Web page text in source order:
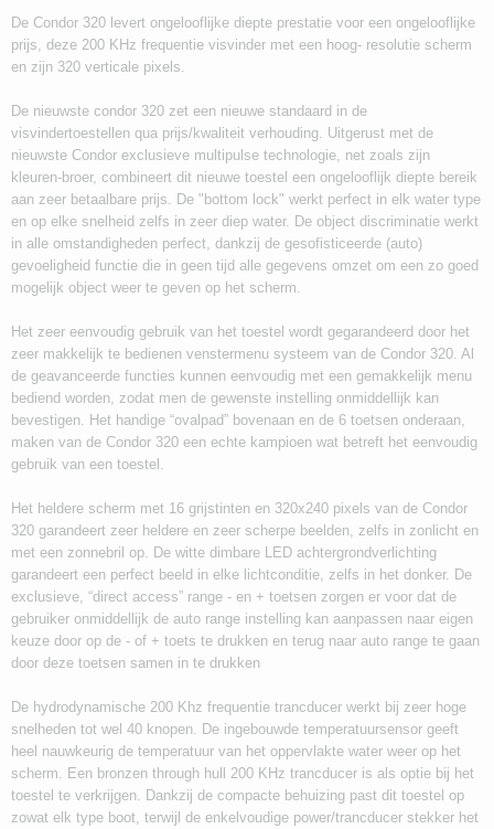
De Condor 320 levert ongelooflijke diepte prestatie voor een ongelooflijke
prijs, deze 200 KHz frequentie visvinder met een hoog- resolutie scherm
en zijn 320 verticale pixels.
De nieuwste condor 320 zet een nieuwe standaard in de
visvindertoestellen qua prijs/kwaliteit verhouding. Uitgerust met de
nieuwste Condor exclusieve multipulse technologie, net zoals zijn
kleuren-broer, combineert dit nieuwe toestel een ongelooflijk diepte bereik
aan zeer betaalbare prijs. De "bottom lock" werkt perfect in elk water type
en op elke snelheid zelfs in zeer diep water. De object discriminatie werkt
in alle omstandigheden perfect, dankzij de gesofisticeerde (auto)
gevoeligheid functie die in geen tijd alle gegevens omzet om een zo goed
mogelijk object weer te geven op het scherm.
Het zeer eenvoudig gebruik van het toestel wordt gegarandeerd door het
zeer makkelijk te bedienen venstermenu systeem van de Condor 320. Al
de geavanceerde functies kunnen eenvoudig met een gemakkelijk menu
bediend worden, zodat men de gewenste instelling onmiddellijk kan
bevestigen. Het handige “ovalpad” bovenaan en de 6 toetsen onderaan,
maken van de Condor 320 een echte kampioen wat betreft het eenvoudig
gebruik van een toestel.
Het heldere scherm met 16 grijstinten en 320x240 pixels van de Condor
320 garandeert zeer heldere en zeer scherpe beelden, zelfs in zonlicht en
met een zonnebril op. De witte dimbare LED achtergrondverlichting
garandeert een perfect beeld in elke lichtconditie, zelfs in het donker. De
exclusieve, “direct access” range - en + toetsen zorgen er voor dat de
gebruiker onmiddellijk de auto range instelling kan aanpassen naar eigen
keuze door op de - of + toets te drukken en terug naar auto range te gaan
door deze toetsen samen in te drukken
De hydrodynamische 200 Khz frequentie trancducer werkt bij zeer hoge
snelheden tot wel 40 knopen. De ingebouwde temperatuursensor geeft
heel nauwkeurig de temperatuur van het oppervlakte water weer op het
scherm. Een bronzen through hull 200 KHz trancducer is als optie bij het
toestel te verkrijgen. Dankzij de compacte behuizing past dit toestel op
zowat elk type boot, terwijl de enkelvoudige power/trancducer stekker het